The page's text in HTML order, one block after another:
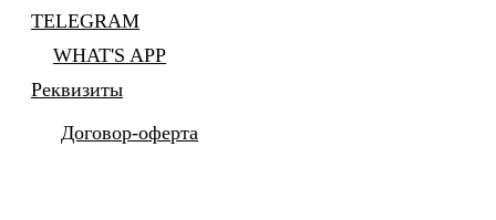
TELEGRAM
WHAT'S APP
Реквизиты
Договор-оферта